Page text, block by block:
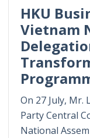
HKU
Vietnam
On 27 July, Mr.
Party Central
National